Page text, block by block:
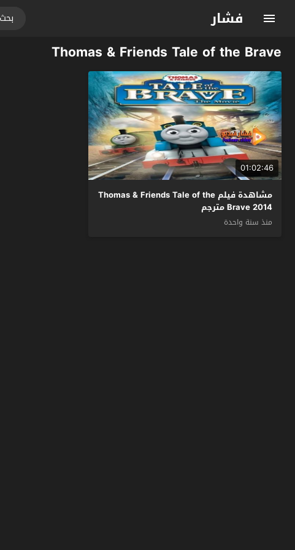
فشار
Thomas & Friends Tale of the Brave
01:02:46
مشاهدة فيلم Thomas & Friends Tale of the
Brave 2014 مترجم
منذ سنة واحدة